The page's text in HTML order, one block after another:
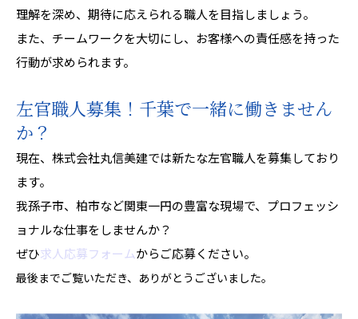
理解を深め、期待に応えられる職人を目指しましょう。
また、チームワークを大切にし、お客様への責任感を持った
行動が求められます。
左官職人募集！千葉で一緒に働きません
か？
現在、株式会社丸信美建では新たな左官職人を募集しており
ます。
我孫子市、柏市など関東一円の豊富な現場で、プロフェッシ
ョナルな仕事をしませんか？
ぜひ求人応募フォームからご応募ください。
最後までご覧いただき、ありがとうございました。